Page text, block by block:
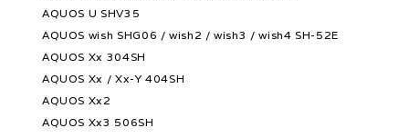
AQUOS U SHV35
AQUOS wish SHG06 / wish2 / wish3 / wish4 SH-52E
AQUOS Xx 304SH
AQUOS Xx / Xx-Y 404SH
AQUOS Xx2
AQUOS Xx3 506SH